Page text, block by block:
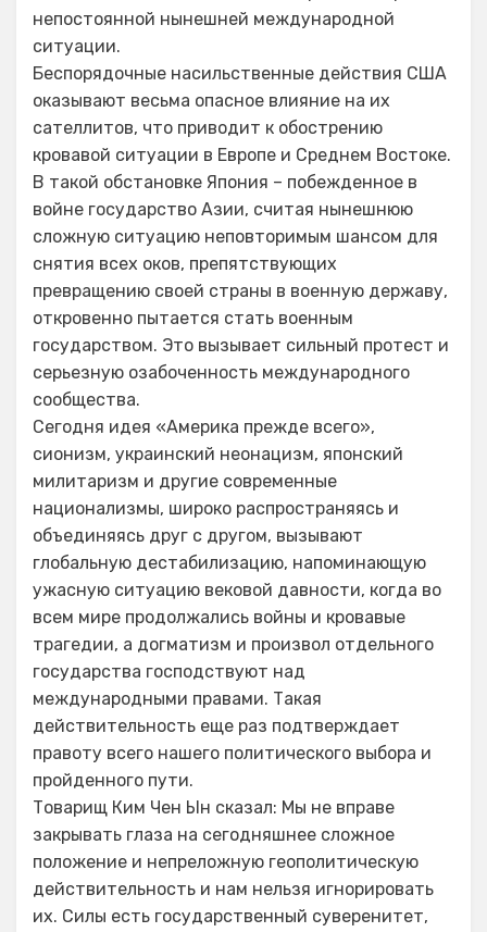
непостоянной нынешней международной
ситуации.
Беспорядочные насильственные действия США
оказывают весьма опасное влияние на их
сателлитов, что приводит к обострению
кровавой ситуации в Европе и Среднем Востоке.
В такой обстановке Япония – побежденное в
войне государство Азии, считая нынешнюю
сложную ситуацию неповторимым шансом для
снятия всех оков, препятствующих
превращению своей страны в военную державу,
откровенно пытается стать военным
государством. Это вызывает сильный протест и
серьезную озабоченность международного
сообщества.
Сегодня идея «Америка прежде всего»,
сионизм, украинский неонацизм, японский
милитаризм и другие современные
национализмы, широко распространяясь и
объединяясь друг с другом, вызывают
глобальную дестабилизацию, напоминающую
ужасную ситуацию вековой давности, когда во
всем мире продолжались войны и кровавые
трагедии, а догматизм и произвол отдельного
государства господствуют над
международными правами. Такая
действительность еще раз подтверждает
правоту всего нашего политического выбора и
пройденного пути.
Товарищ Ким Чен Ын сказал: Мы не вправе
закрывать глаза на сегодняшнее сложное
положение и непреложную геополитическую
действительность и нам нельзя игнорировать
их. Силы есть государственный суверенитет,